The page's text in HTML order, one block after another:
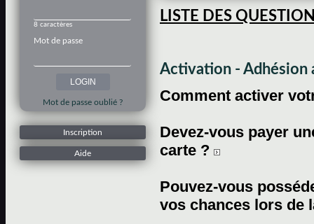
8 caractères
Mot de passe
Mot de passe oublié ?
Inscription
Aide
LISTE DES
Activation - Adhésion
Comment activer
Devez-vous payer
carte ?
Pouvez-vous
vos chances lors de